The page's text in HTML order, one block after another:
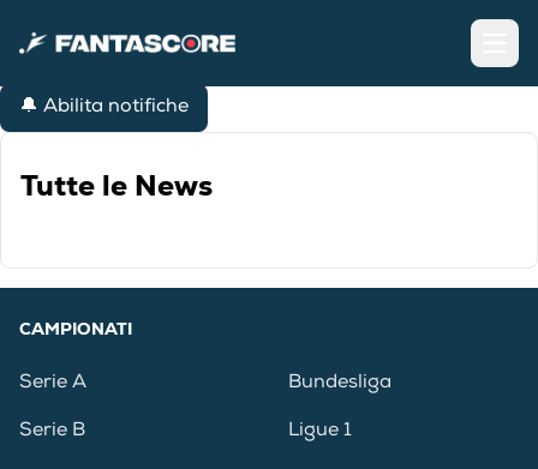
🔔 Abilita notifiche
Tutte le News
CAMPIONATI
Serie A
Serie B
Bundesliga
Ligue 1